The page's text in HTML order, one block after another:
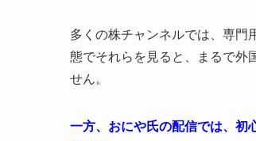
多くの株チャンネルでは、専門
態でそれらを見ると、まるで外
せん。
一方、おにや氏の配信では、初